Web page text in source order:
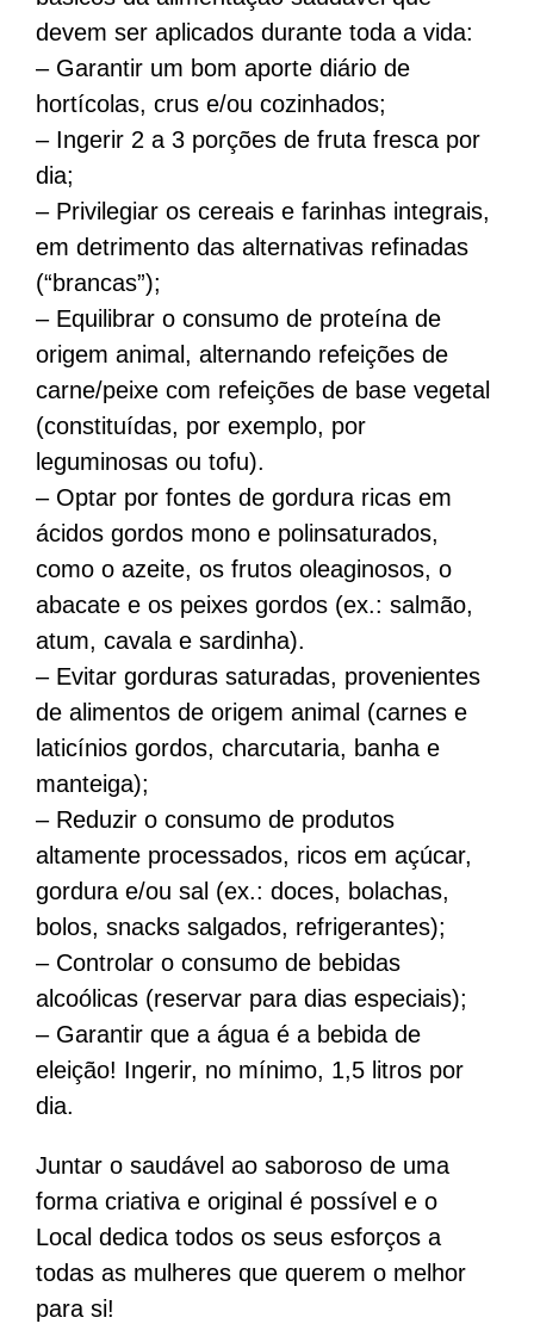
devem ser aplicados durante toda a vida:
– Garantir um bom aporte diário de
hortícolas, crus e/ou cozinhados;
– Ingerir 2 a 3 porções de fruta fresca por
dia;
– Privilegiar os cereais e farinhas integrais,
em detrimento das alternativas refinadas
(“brancas”);
– Equilibrar o consumo de proteína de
origem animal, alternando refeições de
carne/peixe com refeições de base vegetal
(constituídas, por exemplo, por
leguminosas ou tofu).
– Optar por fontes de gordura ricas em
ácidos gordos mono e polinsaturados,
como o azeite, os frutos oleaginosos, o
abacate e os peixes gordos (ex.: salmão,
atum, cavala e sardinha).
– Evitar gorduras saturadas, provenientes
de alimentos de origem animal (carnes e
laticínios gordos, charcutaria, banha e
manteiga);
– Reduzir o consumo de produtos
altamente processados, ricos em açúcar,
gordura e/ou sal (ex.: doces, bolachas,
bolos, snacks salgados, refrigerantes);
– Controlar o consumo de bebidas
alcoólicas (reservar para dias especiais);
– Garantir que a água é a bebida de
eleição! Ingerir, no mínimo, 1,5 litros por
dia.
Juntar o saudável ao saboroso de uma
forma criativa e original é possível e o
Local dedica todos os seus esforços a
todas as mulheres que querem o melhor
para si!